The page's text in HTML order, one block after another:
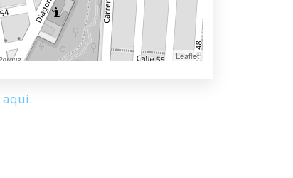
Leaflet
aquí.